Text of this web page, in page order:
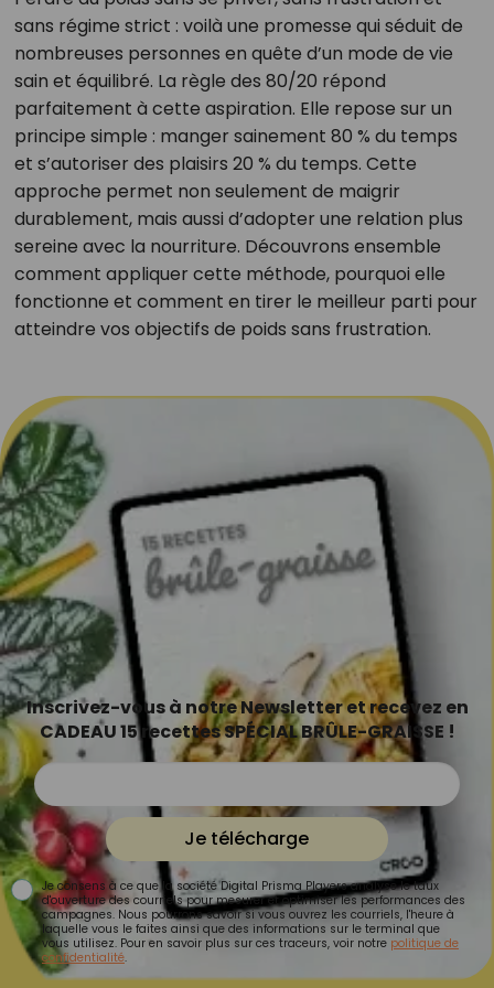
sans régime strict : voilà une promesse qui séduit de
nombreuses personnes en quête d’un mode de vie
sain et équilibré. La règle des 80/20 répond
parfaitement à cette aspiration. Elle repose sur un
principe simple : manger sainement 80 % du temps
et s’autoriser des plaisirs 20 % du temps. Cette
approche permet non seulement de maigrir
durablement, mais aussi d’adopter une relation plus
sereine avec la nourriture. Découvrons ensemble
comment appliquer cette méthode, pourquoi elle
fonctionne et comment en tirer le meilleur parti pour
atteindre vos objectifs de poids sans frustration.
Inscrivez-vous à notre Newsletter et recevez en
CADEAU 15 recettes SPÉCIAL BRÛLE-GRAISSE !
Je télécharge
Je consens à ce que la société Digital Prisma Players analyse le taux
d'ouverture des courriels pour mesurer et optimiser les performances des
campagnes. Nous pourrons savoir si vous ouvrez les courriels, l'heure à
laquelle vous le faites ainsi que des informations sur le terminal que
vous utilisez. Pour en savoir plus sur ces traceurs, voir notre politique de
confidentialité.